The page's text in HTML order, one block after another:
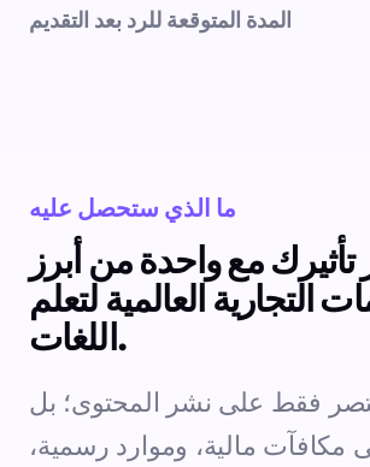
المدة المتوقعة للرد بعد التقديم
ما الذي ستحصل عليه
مع واحدة من أبرز
التجارية العالمية لتعلم
اللغات.
فقط على نشر المحتوى؛ بل
مالية، وموارد رسمية،